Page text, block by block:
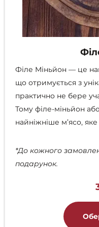
Філе Міньйон — це
що отримується з
практично не бере
Тому філе-міньйон
найніжніше м’ясо,
*До кожного
подарунок.